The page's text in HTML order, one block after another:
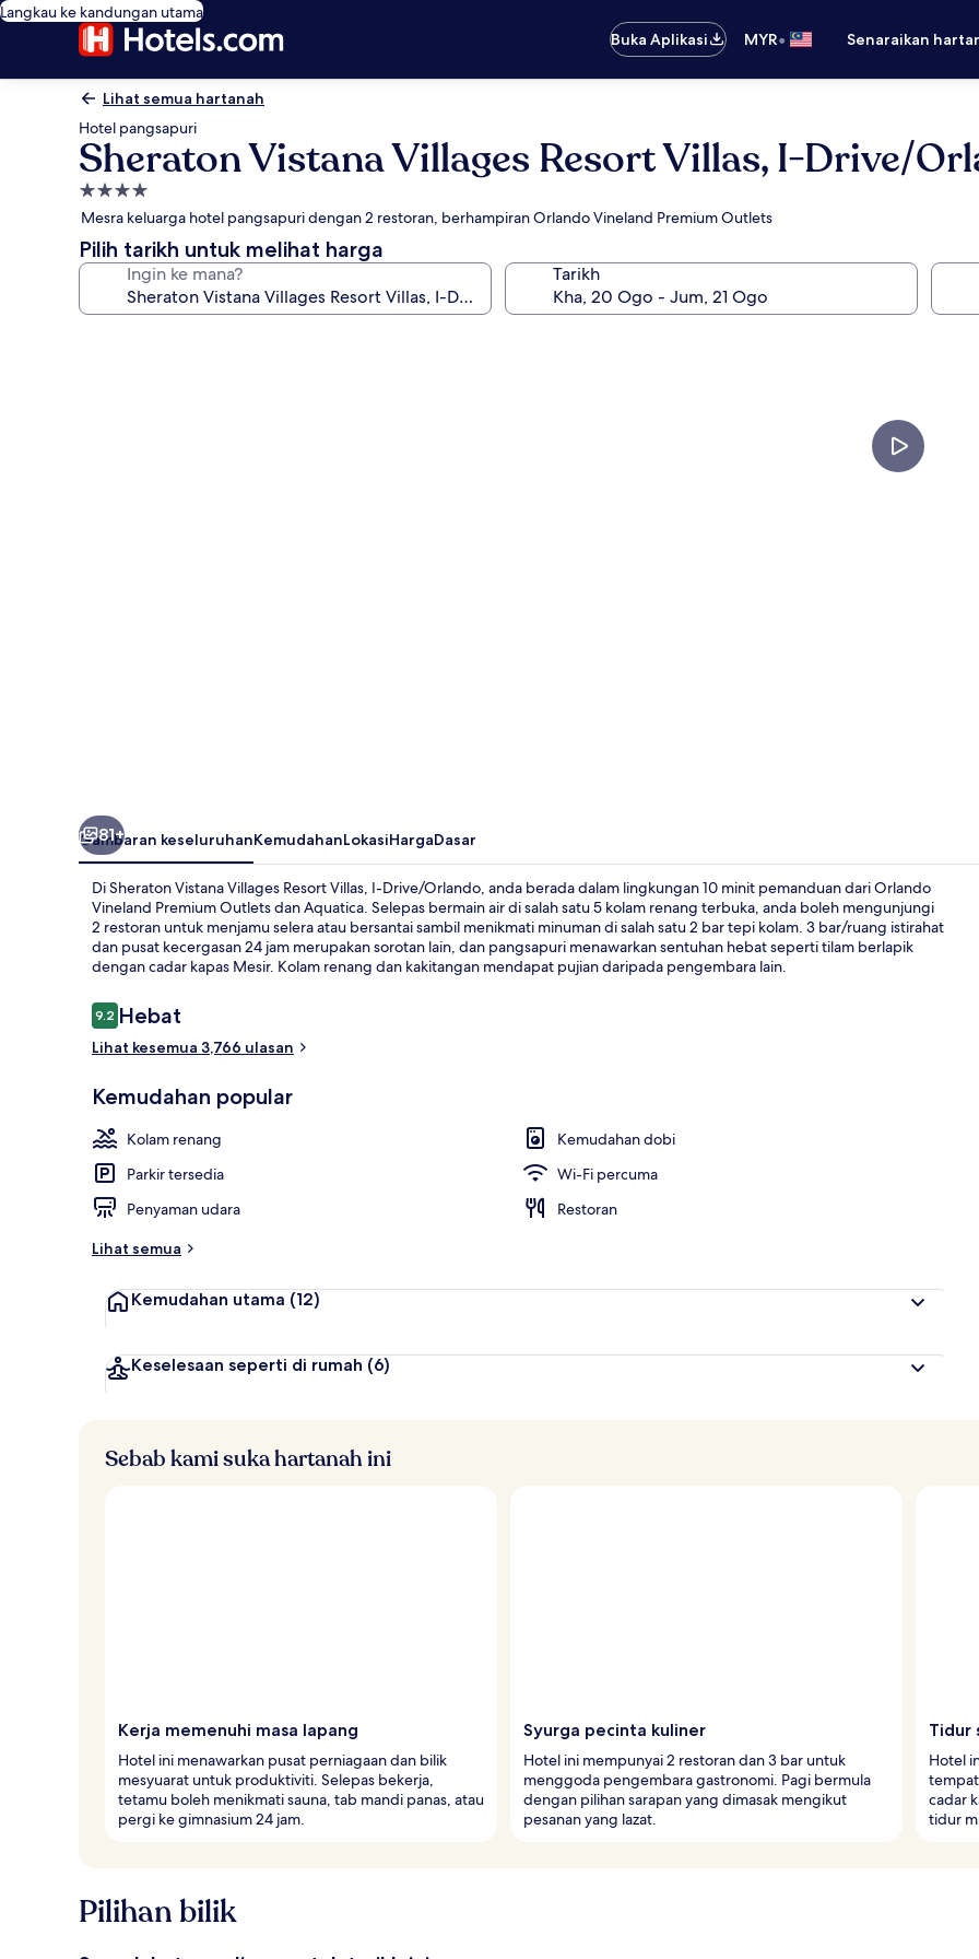
Langkau ke kandungan utama
Buka Aplikasi
MYR• Senaraikan
Lihat semua hartanah
Hotel pangsapuri
Sheraton Vistana Villages Resort Villas, I-Drive/
Hartanah
4.0
bintang
Mesra keluarga hotel pangsapuri dengan 2 restoran, berhampiran Orlando Vineland Premium Outlets
Pilih tarikh untuk melihat harga
Ingin ke mana? Tarikh
TV skrin
81+
Gambaran keseluruhanKemudahanLokasiHargaDasar
Di Sheraton Vistana Villages Resort Villas, I-Drive/Orlando, anda berada dalam lingkungan 10 minit pemanduan dari Orlando
Vineland Premium Outlets dan Aquatica. Selepas bermain air di salah satu 5 kolam renang terbuka, anda boleh mengunjungi
2 restoran untuk menjamu selera atau bersantai sambil menikmati minuman di salah satu 2 bar tepi kolam. 3 bar/ruang istirahat
dan pusat kecergasan 24 jam merupakan sorotan lain, dan pangsapuri menawarkan sentuhan hebat seperti tilam berlapik
dengan cadar kapas Mesir. Kolam renang dan kakitangan mendapat pujian daripada pengembara lain.
Ulasan
9.29.2 daripada 10
Hebat
Lihat kesemua 3,766 ulasan
Kemudahan popular
Kolam renang
Kemudahan dobi
Parkir tersedia
Wi-Fi percuma
Penyaman udara
Restoran
Lihat semua
Kemudahan utama (12)
Keselesaan seperti di rumah (6)
Sebab kami suka hartanah ini
Kerja memenuhi masa lapang
Hotel ini menawarkan pusat perniagaan dan bilik
mesyuarat untuk produktiviti. Selepas bekerja,
tetamu boleh menikmati sauna, tab mandi panas, atau
pergi ke gimnasium 24 jam.
Syurga pecinta kuliner
Hotel ini mempunyai 2 restoran dan 3 bar untuk
menggoda pengembara gastronomi. Pagi bermula
dengan pilihan sarapan yang dimasak mengikut
pesanan yang lazat.
Tidur
Hotel
cadar
tidur
Pilihan bilik